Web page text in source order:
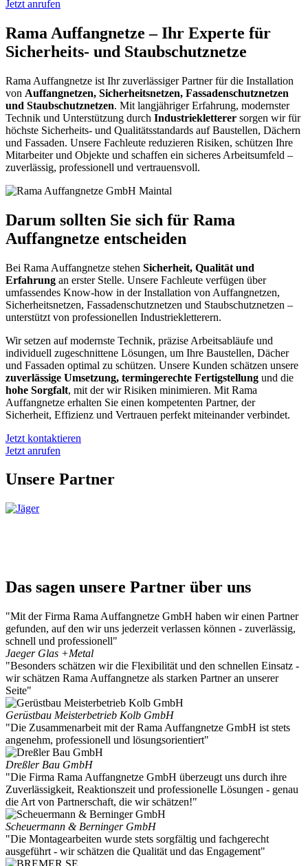
Jetzt anrufen
Rama Auffangnetze – Ihr Experte für
Sicherheits- und Staubschutznetze
Rama Auffangnetze ist Ihr zuverlässiger Partner für die Installation
von Auffangnetzen, Sicherheitsnetzen, Fassadenschutznetzen
und Staubschutznetzen. Mit langjähriger Erfahrung, modernster
Technik und Unterstützung durch Industriekletterer sorgen wir für
höchste Sicherheits- und Qualitätsstandards auf Baustellen, Dächern
und Fassaden. Unsere Fachleute reduzieren Risiken, schützen Ihre
Mitarbeiter und Objekte und schaffen ein sicheres Arbeitsumfeld –
zuverlässig, professionell und vertrauensvoll.
Darum sollten Sie sich für Rama
Auffangnetze entscheiden
Bei Rama Auffangnetze stehen Sicherheit, Qualität und
Erfahrung an erster Stelle. Unsere Fachleute verfügen über
umfassendes Know-how in der Installation von Auffangnetzen,
Sicherheitsnetzen, Fassadenschutznetzen und Staubschutznetzen –
unterstützt von professionellen Industriekletterern.
Wir setzen auf modernste Technik, präzise Arbeitsabläufe und
individuell zugeschnittene Lösungen, um Ihre Baustellen, Dächer
und Fassaden optimal zu schützen. Unsere Kunden schätzen unsere
zuverlässige Umsetzung, termingerechte Fertigstellung und die
hohe Sorgfalt, mit der wir Risiken minimieren. Mit Rama
Auffangnetze erhalten Sie einen kompetenten Partner, der
Sicherheit, Effizienz und Vertrauen perfekt miteinander verbindet.
Jetzt kontaktieren
Jetzt anrufen
Unsere Partner
Das sagen unsere Partner über uns
"Mit der Firma Rama Auffangnetze GmbH haben wir einen Partner
gefunden, auf den wir uns jederzeit verlassen können - zuverlässig,
schnell und professionell"
Jaeger Glas +Metal
"Besonders schätzen wir die Flexibilität und den schnellen Einsatz -
wir schätzen Rama Auffangnetze als starken Partner an unserer
Seite"
Gerüstbau Meisterbetrieb Kolb GmbH
"Die Zusammenarbeit mit der Rama Auffangnetze GmbH ist stets
angenehm, professionell und lösungsorientiert"
Dreßler Bau GmbH
"Die Firma Rama Auffangnetze GmbH überzeugt uns durch ihre
Zuverlässigkeit, Reaktionszeit und professionelle Lösungen - genau
die Art von Partnerschaft, die wir schätzen!"
Scheuermann & Berninger GmbH
"Die Montagearbeiten wurde stets sorgfältig und fachgerecht
ausgeführt - wir schätzen die Qualität und das Engagement"